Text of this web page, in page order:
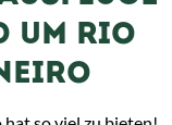
UM RIO